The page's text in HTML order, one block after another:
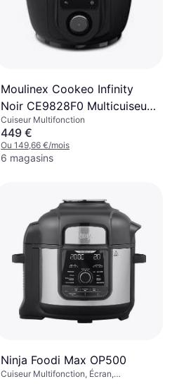
Moulinex Cookeo Infinity
Noir CE9828F0 Multicuiseur
Airfryer
Cuiseur Multifonction
449 €
Ou 149,66 €/mois
6 magasins
Ninja Foodi Max OP500
Cuiseur Multifonction, Écran,